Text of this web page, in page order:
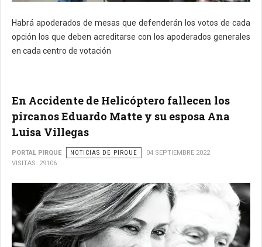
Habrá apoderados de mesas que defenderán los votos de cada
opción los que deben acreditarse con los apoderados generales
en cada centro de votación
En Accidente de Helicóptero fallecen los
pircanos Eduardo Matte y su esposa Ana
Luisa Villegas
PORTAL PIRQUE NOTICIAS DE PIRQUE
04 SEPTIEMBRE 2022
VISITAS: 29106